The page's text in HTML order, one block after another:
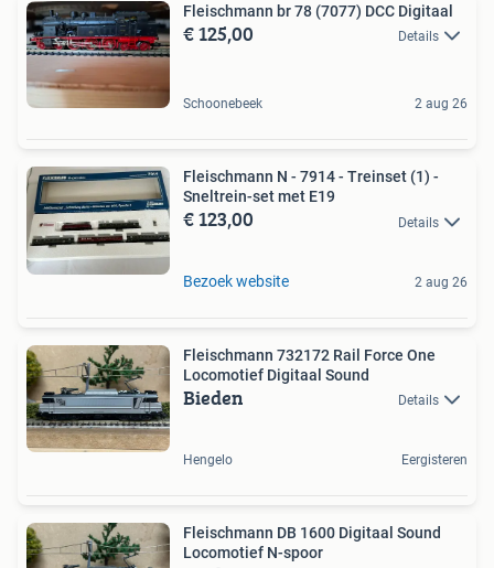
Fleischmann br 78 (7077) DCC Digitaal
€ 125,00 Details
Schoonebeek 2 aug 26
Fleischmann N - 7914 - Treinset (1) -
Sneltrein-set met E19
€ 123,00 Details
Bezoek website 2 aug 26
Fleischmann 732172 Rail Force One
Locomotief Digitaal Sound
Bieden Details
Hengelo Eergisteren
Fleischmann DB 1600 Digitaal Sound
Locomotief N-spoor